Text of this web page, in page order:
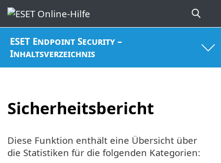
ESET Endpoint Security –
Inhaltsverzeichnis
Sicherheitsbericht
Diese Funktion enthält eine Übersicht über
die Statistiken für die folgenden Kategorien: